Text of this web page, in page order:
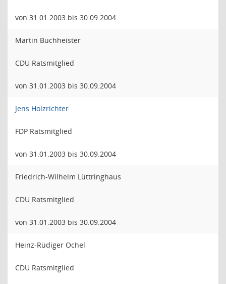
von 31.01.2003 bis 30.09.2004
Martin Buchheister
CDU Ratsmitglied
von 31.01.2003 bis 30.09.2004
Jens Holzrichter
FDP Ratsmitglied
von 31.01.2003 bis 30.09.2004
Friedrich-Wilhelm Lüttringhaus
CDU Ratsmitglied
von 31.01.2003 bis 30.09.2004
Heinz-Rüdiger Ochel
CDU Ratsmitglied